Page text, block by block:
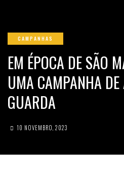
CAMPANHAS
EM ÉPOCA DE SÃO
UMA CAMPANHA
GUARDA
10 NOVEMBRO, 2023